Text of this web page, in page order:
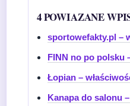
4 POWIAZANE
sportowefakty.pl –
FINN no po polsku
Łopian –
Kanapa do salonu